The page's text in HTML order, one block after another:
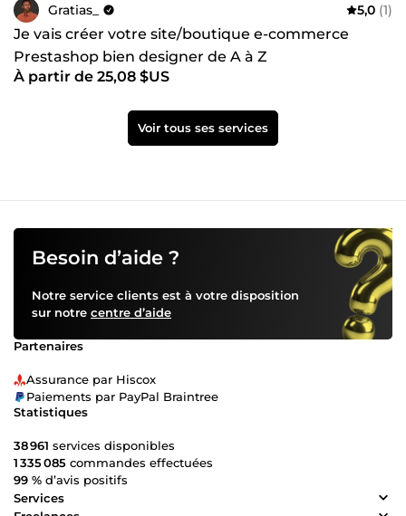
Gratias_ 5,0 (1)
Je vais créer votre site/boutique e-commerce
Prestashop bien designer de A à Z
À partir de 25,08 $US
Voir tous ses services
Besoin d’aide ?
Notre service clients est à votre disposition
sur notre centre d’aide
Partenaires
Assurance par Hiscox
Paiements par PayPal Braintree
Statistiques
38 961 services disponibles
1 335 085 commandes effectuées
99 % d’avis positifs
Services